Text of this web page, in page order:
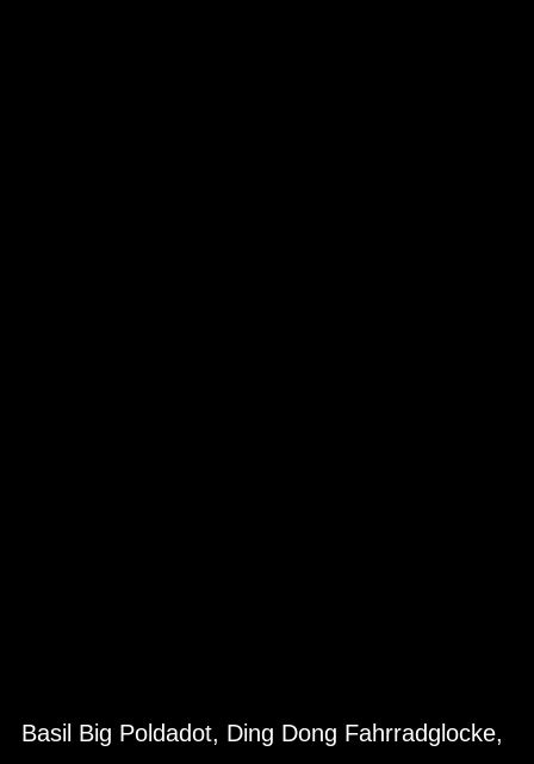
Basil Big Poldadot, Ding Dong Fahrradglocke,